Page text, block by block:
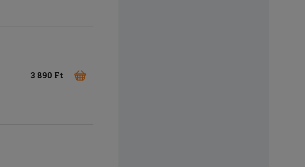
3 890 Ft